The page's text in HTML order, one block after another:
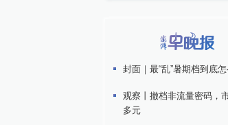
封面｜最“乱”暑期档到底怎
观察丨撤档非流量密码，
多元